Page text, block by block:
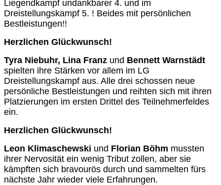
Liegendkampf undankbarer 4. und im
Dreistellungskampf 5. ! Beides mit persönlichen
Bestleistungen!!
Herzlichen Glückwunsch!
Tyra Niebuhr, Lina Franz und Bennett Warnstädt
spielten ihre Stärken vor allem im LG
Dreistellungskampf aus. Alle drei schossen neue
persönliche Bestleistungen und reihten sich mit ihren
Platzierungen im ersten Drittel des Teilnehmerfeldes
ein.
Herzlichen Glückwunsch!
Leon Klimaschewski und Florian Böhm mussten
ihrer Nervosität ein wenig Tribut zollen, aber sie
kämpften sich bravourös durch und sammelten fürs
nächste Jahr wieder viele Erfahrungen.